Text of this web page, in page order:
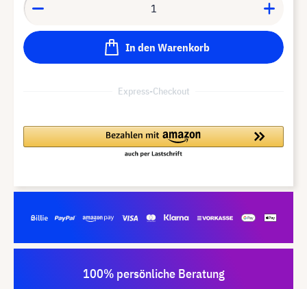
In den Warenkorb
Express-Checkout
100% persönliche Beratung